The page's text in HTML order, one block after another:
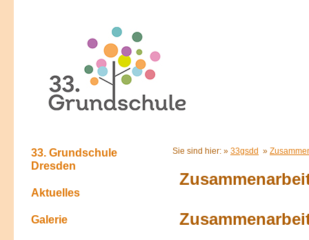
33. Grundschule
Dresden
Aktuelles
Galerie
Sie sind hier: » 33gsdd »